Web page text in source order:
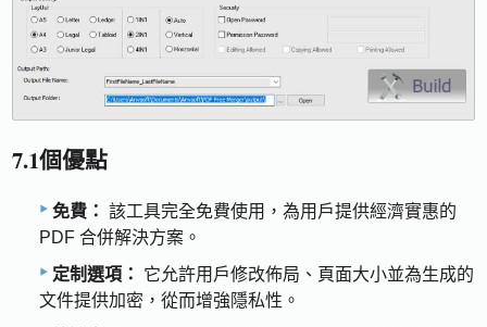
7.1個優點
免費： 該工具完全免費使用，為用戶提供經濟實惠的
PDF 合併解決方案。
定制選項：
它允許用戶修改佈局、頁面大小並為生成的
文件提供加密，從而增強隱私性。